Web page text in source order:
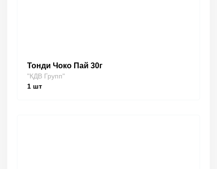
Тонди Чоко Пай 30г
"КДВ Групп"
1 шт